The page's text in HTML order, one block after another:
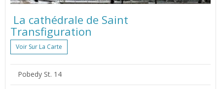
La cathédrale de Saint
Transfiguration
Voir Sur La Carte
Pobedy St. 14